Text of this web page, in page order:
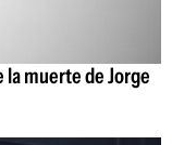
la muerte de Jorge